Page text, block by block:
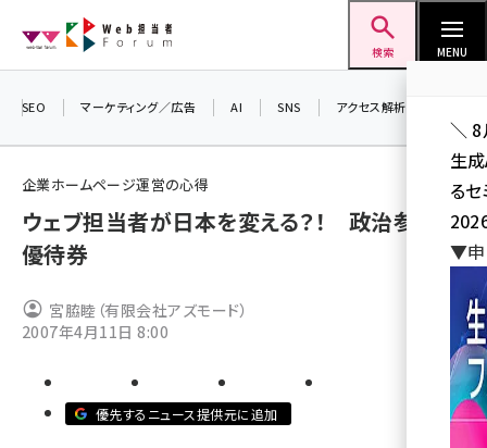
ン
検索 MENU
seo (3526)
youtube (2434)
セミナー (2307)
SEO マーケティング／広告 AI SNS アクセス解析／データ分析
企業ホームページ運営の心得
ウェブ担当者が日本を変える？！ 政治参加の
優待券
宮脇睦（有限会社アズモード）
2007年4月11日 8:00
優先するニュース提供元に追加
＼ 8
生
る
▼申